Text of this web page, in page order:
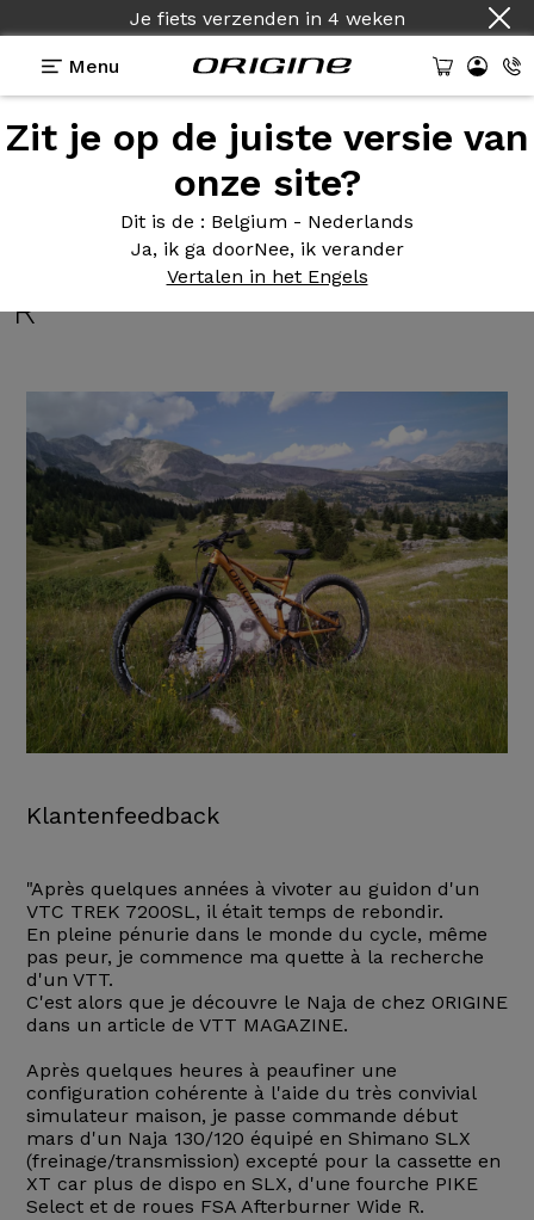
Je fiets verzenden in 4 weken
Menu
Zit je op de juiste versie van
onze site?
Dit is de : Belgium - Nederlands
Ja, ik ga doorNee, ik verander
Vertalen in het Engels
Getuigenissen>NAJA 130/120 - Shimano SLX / XT -
Roues Afterburner Wide R
NAJA 130/120- Shimano SLX
/ XT - Roues Afterburner Wide
R
Klantenfeedback
"Après quelques années à vivoter au guidon d'un
VTC TREK 7200SL, il était temps de rebondir.
En pleine pénurie dans le monde du cycle, même
pas peur, je commence ma quette à la recherche
d'un VTT.
C'est alors que je découvre le Naja de chez ORIGINE
dans un article de VTT MAGAZINE.
Après quelques heures à peaufiner une
configuration cohérente à l'aide du très convivial
simulateur maison, je passe commande début
mars d'un Naja 130/120 équipé en Shimano SLX
(freinage/transmission) excepté pour la cassette en
XT car plus de dispo en SLX, d'une fourche PIKE
Select et de roues FSA Afterburner Wide R.